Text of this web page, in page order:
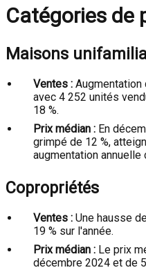
Catégories de
Maisons
Ventes : Augmentation
avec 4 252 unités
18 %.
Prix médian : En
grimpé de 12 %,
augmentation annuelle
Copropriétés
Ventes : Une hausse
19 % sur l'année.
Prix médian : Le prix
décembre 2024 et de